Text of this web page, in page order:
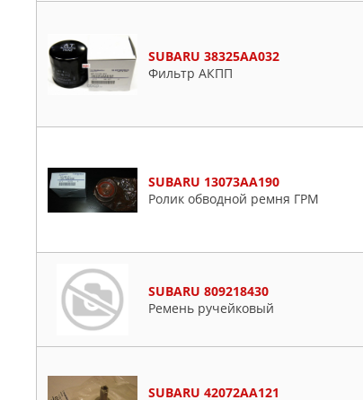
SUBARU 38325AA032
Фильтр АКПП
SUBARU 13073AA190
Ролик обводной ремня ГРМ
SUBARU 809218430
Ремень ручейковый
SUBARU 42072AA121